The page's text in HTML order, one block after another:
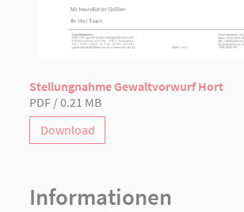
Stellungnahme Gewaltvorwurf Hort
PDF / 0.21 MB
Download
Informationen